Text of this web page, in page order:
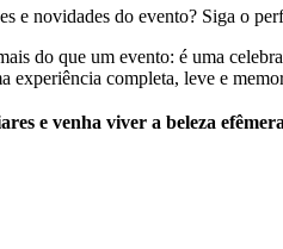
e novidades do evento? Siga o
do que um evento: é uma
experiência completa, leve e
e venha viver a beleza